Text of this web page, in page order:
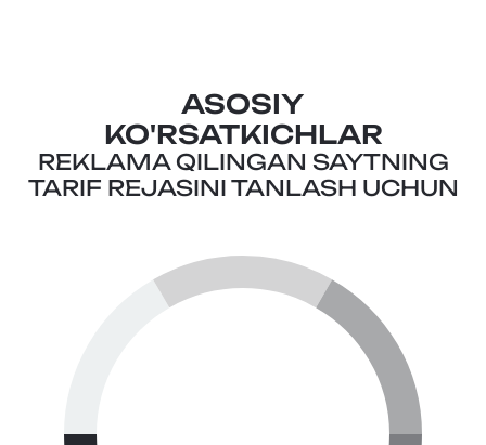
ASOSIY
KO'RSATKICHLAR
REKLAMA QILINGAN SAYTNING
TARIF REJASINI TANLASH UCHUN